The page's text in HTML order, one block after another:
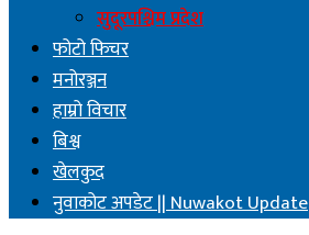
सुदूरपश्चिम प्रदेश
फोटो फिचर
मनोरञ्जन
हाम्रो विचार
बिश्व
खेलकुद
नुवाकोट अपडेट || Nuwakot Update